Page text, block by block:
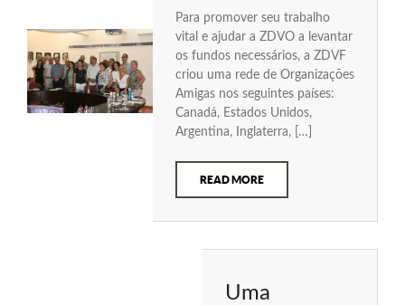
Para promover seu trabalho
vital e ajudar a ZDVO a levantar
os fundos necessários, a ZDVF
criou uma rede de Organizações
Amigas nos seguintes países:
Canadá, Estados Unidos,
Argentina, Inglaterra, […]
READ MORE
Uma